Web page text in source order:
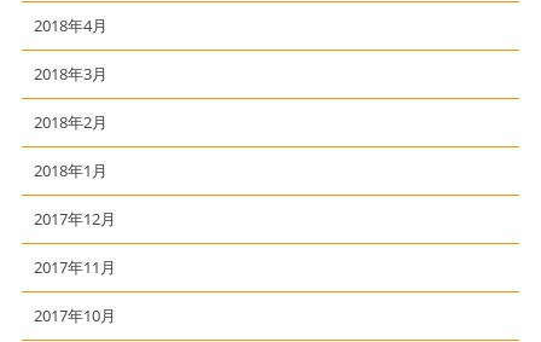
2018年4月
2018年3月
2018年2月
2018年1月
2017年12月
2017年11月
2017年10月